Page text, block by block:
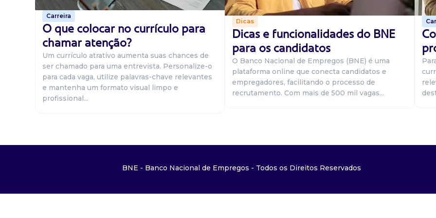
Carreira
O que colocar no currículo para
chamar atenção?
Um currículo atrativo aumenta suas chances de
ser chamado para uma entrevista. Personalize-o
para cada vaga, utilize palavras-chave relevantes
e mantenha um formato visual limpo e
profissional...
Dicas
Dicas e funcionalidades do BNE
para os candidatos
O Banco Nacional de Empregos (BNE) é uma
plataforma online que conecta candidatos e
empregadores, facilitando o processo de
recrutamento. Com mais de 500 mil vagas...
BNE - Banco Nacional de Empregos - Todos os Direitos Reservados